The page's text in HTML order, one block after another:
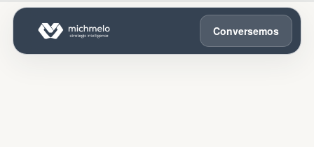
Conversemos